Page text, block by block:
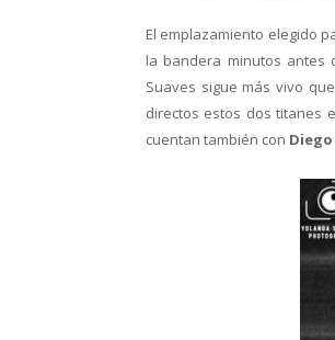
El emplazamiento elegido
la bandera minutos antes
Suaves sigue más vivo
directos estos dos titanes
cuentan también con Diego